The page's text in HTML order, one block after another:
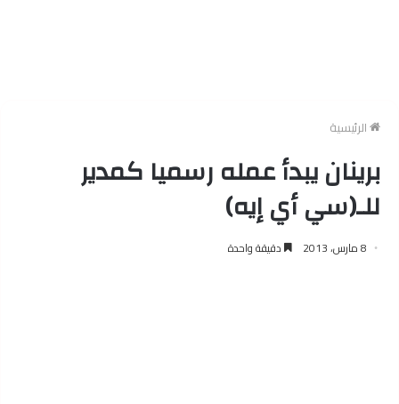
الرئيسية
برينان يبدأ عمله رسميا كمدير
للـ(سي أي إيه)
8 مارس، 2013 دقيقة واحدة